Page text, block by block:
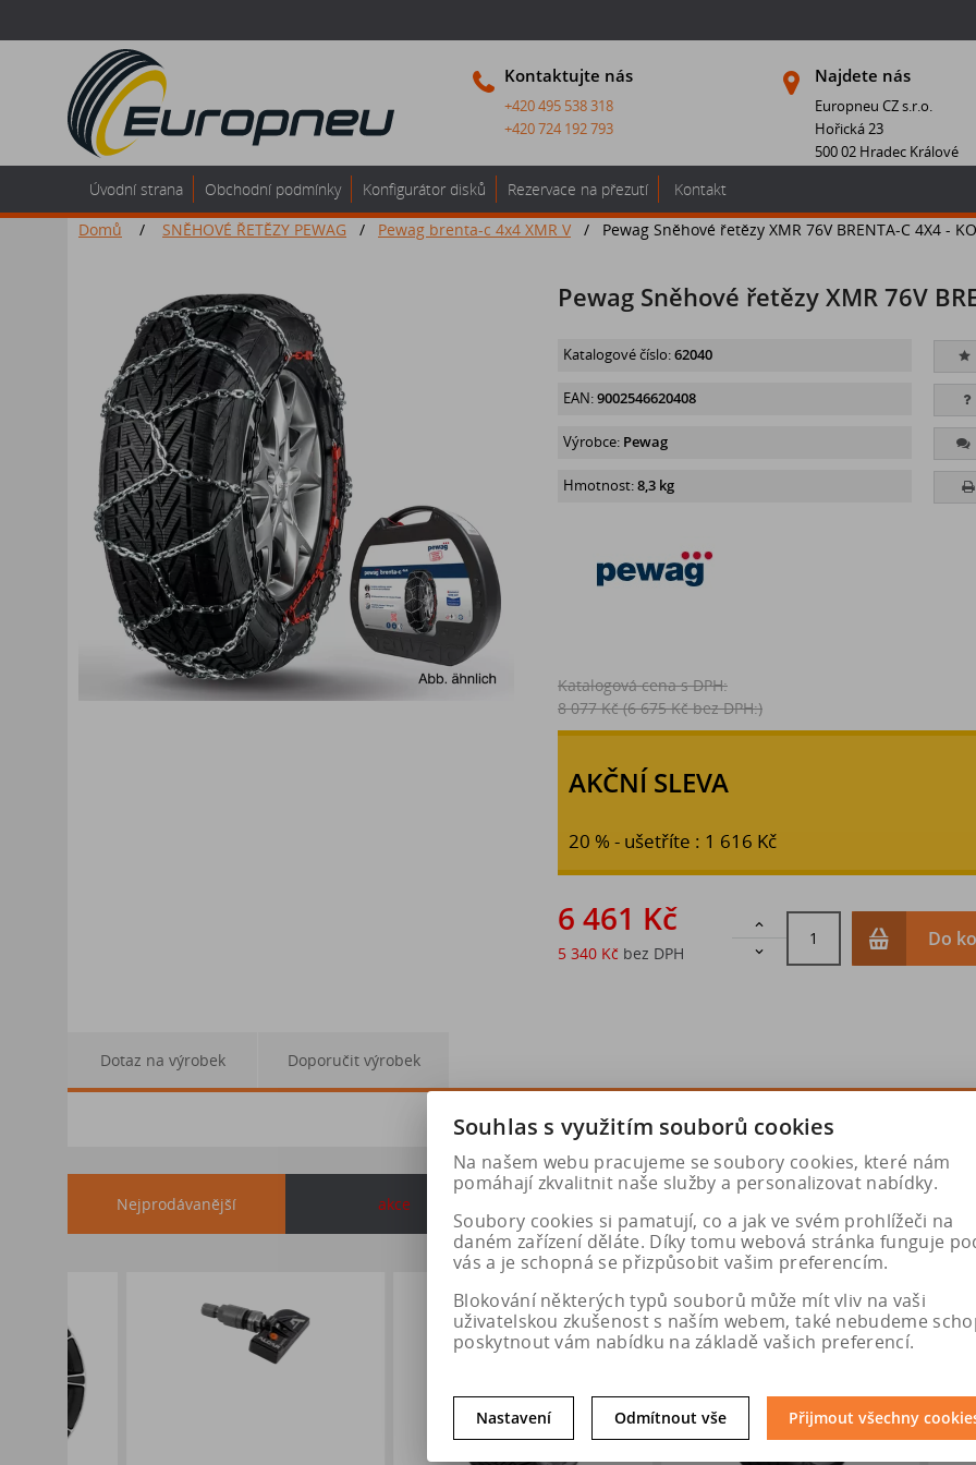
Kontaktujte nás
+420 495 538 318
+420 724 192 793
Najdete nás
Europneu CZ s.r.o.
Hořická 23
500 02 Hradec Králové
Úvodní strana Obchodní podmínky Konfigurátor disků Rezervace na přezutí
Kontakt
Domů
/ SNĚHOVÉ ŘETĚZY PEWAG / Pewag brenta-c 4x4 XMR V / Pewag Sněhové řetězy XMR 76V BRENTA-C 4X4 - KO
Pewag Sněhové řetězy XMR 76V
Katalogové číslo:62040
EAN:9002546620408
Výrobce: Pewag
Hmotnost:8,3 kg
Katalogová cena s DPH:
8 077 Kč (6 675 Kč bez DPH:)
AKČNÍ SLEVA
20 % - ušetříte : 1 616 Kč
6 461 Kč
5 340 Kč bez DPH


Do
Dotaz na výrobek Doporučit výrobek
Nejprodávanější akce
Souhlas s využitím souborů cookies
Na našem webu pracujeme se soubory cookies, které nám
pomáhají zkvalitnit naše služby a personalizovat nabídky.
Soubory cookies si pamatují, co a jak ve svém prohlížeči na
daném zařízení děláte. Díky tomu webová stránka funguje
vás a je schopná se přizpůsobit vašim preferencím.
Blokování některých typů souborů může mít vliv na vaši
uživatelskou zkušenost s naším webem, také nebudeme
poskytnout vám nabídku na základě vašich preferencí.
Nastavení Odmítnout vše Přijmout všechny